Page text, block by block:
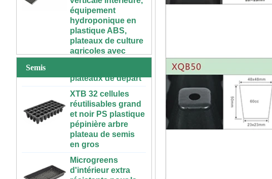
hydroponique en
plastique ABS,
plateaux de culture
agricoles avec
couverture de
plantation
ABS réservoir
d'éléments nutritifs
à l'intérieur en
plastique réservoir
hydroponique avec
couvercle
Système
hydroponique
vertical pour les
Semis
72 cellules pas cher
tomate brocoli
courge aubergine
noir PS plastique
intérieur semis
XTB 32 cellules
réutilisables grand
et noir PS plastique
pépinière arbre
plateau de semis
en gros
Microgreens
d'intérieur extra
résistants pour la
croissance des